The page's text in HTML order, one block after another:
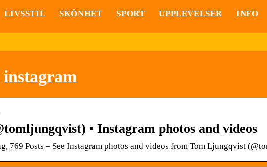
LIVSSTIL SKÖNHET SPORT UPPLEVELSER INFO
• Instagram photos and videos
769 Posts – See Instagram photos and videos from Tom Ljungqvist